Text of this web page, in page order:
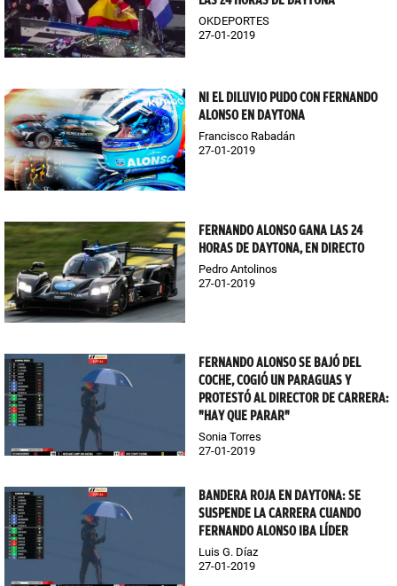
OKDEPORTES
27-01-2019
NI EL DILUVIO PUDO CON FERNANDO
ALONSO EN DAYTONA
Francisco Rabadán
27-01-2019
FERNANDO ALONSO GANA LAS 24
HORAS DE DAYTONA, EN DIRECTO
Pedro Antolinos
27-01-2019
FERNANDO ALONSO SE BAJÓ DEL
COCHE, COGIÓ UN PARAGUAS Y
PROTESTÓ AL DIRECTOR DE CARRERA:
"HAY QUE PARAR"
Sonia Torres
27-01-2019
BANDERA ROJA EN DAYTONA: SE
SUSPENDE LA CARRERA CUANDO
FERNANDO ALONSO IBA LÍDER
Luis G. Díaz
27-01-2019